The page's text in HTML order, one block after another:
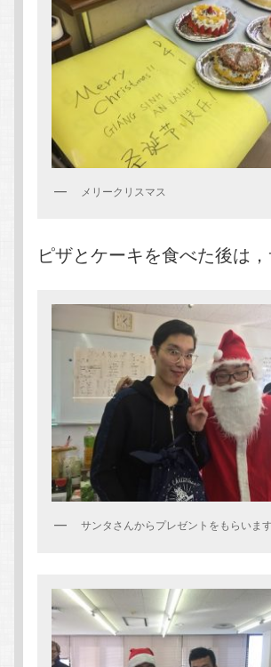
メリークリスマス
ピザとケーキを食べた後は
サンタさんからプレゼントをもらいます